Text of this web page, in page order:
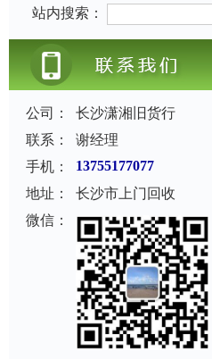
站内搜索：
公司：
长沙潇湘旧货行
联系：
谢经理
手机：
13755177077
地址：
长沙市上门回收
微信：